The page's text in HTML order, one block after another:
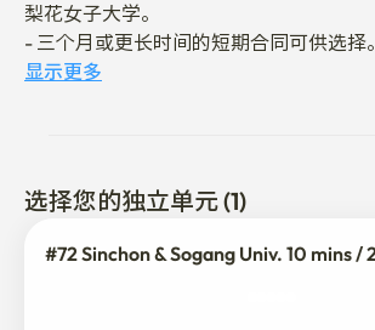
梨花女子大学。
- 三个月或更长时间的短期合同可供选择。
100,000韩元，超出部分将由客人承担。
显示更多
选择您的独立单元 (1)